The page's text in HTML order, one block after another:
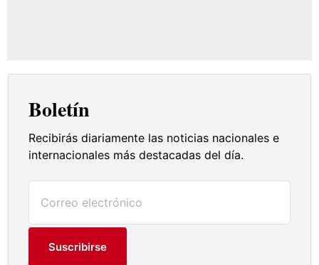
Boletín
Recibirás diariamente las noticias nacionales e
internacionales más destacadas del día.
Suscribirse